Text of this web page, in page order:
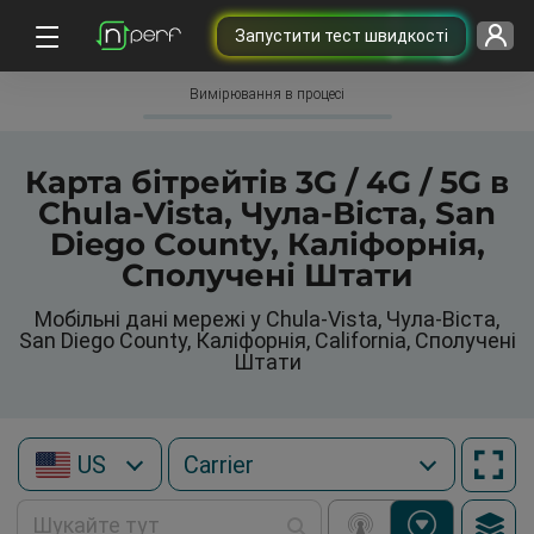
Запустити тест швидкості
Вимірювання в процесі
Карта бітрейтів 3G / 4G / 5G в
Chula-Vista, Чула-Віста, San
Diego County, Каліфорнія,
Сполучені Штати
Мобільні дані мережі у Chula-Vista, Чула-Віста,
San Diego County, Каліфорнія, California, Сполучені
Штати
US